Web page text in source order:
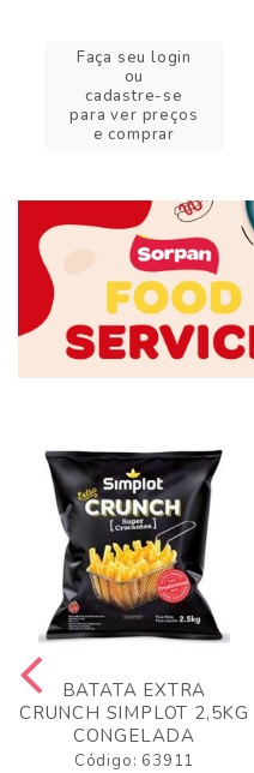
Faça seu login
ou
cadastre-se
para ver preços
e comprar
BATATA EXTRA
CRUNCH SIMPLOT 2,5KG
CONGELADA
Código: 63911